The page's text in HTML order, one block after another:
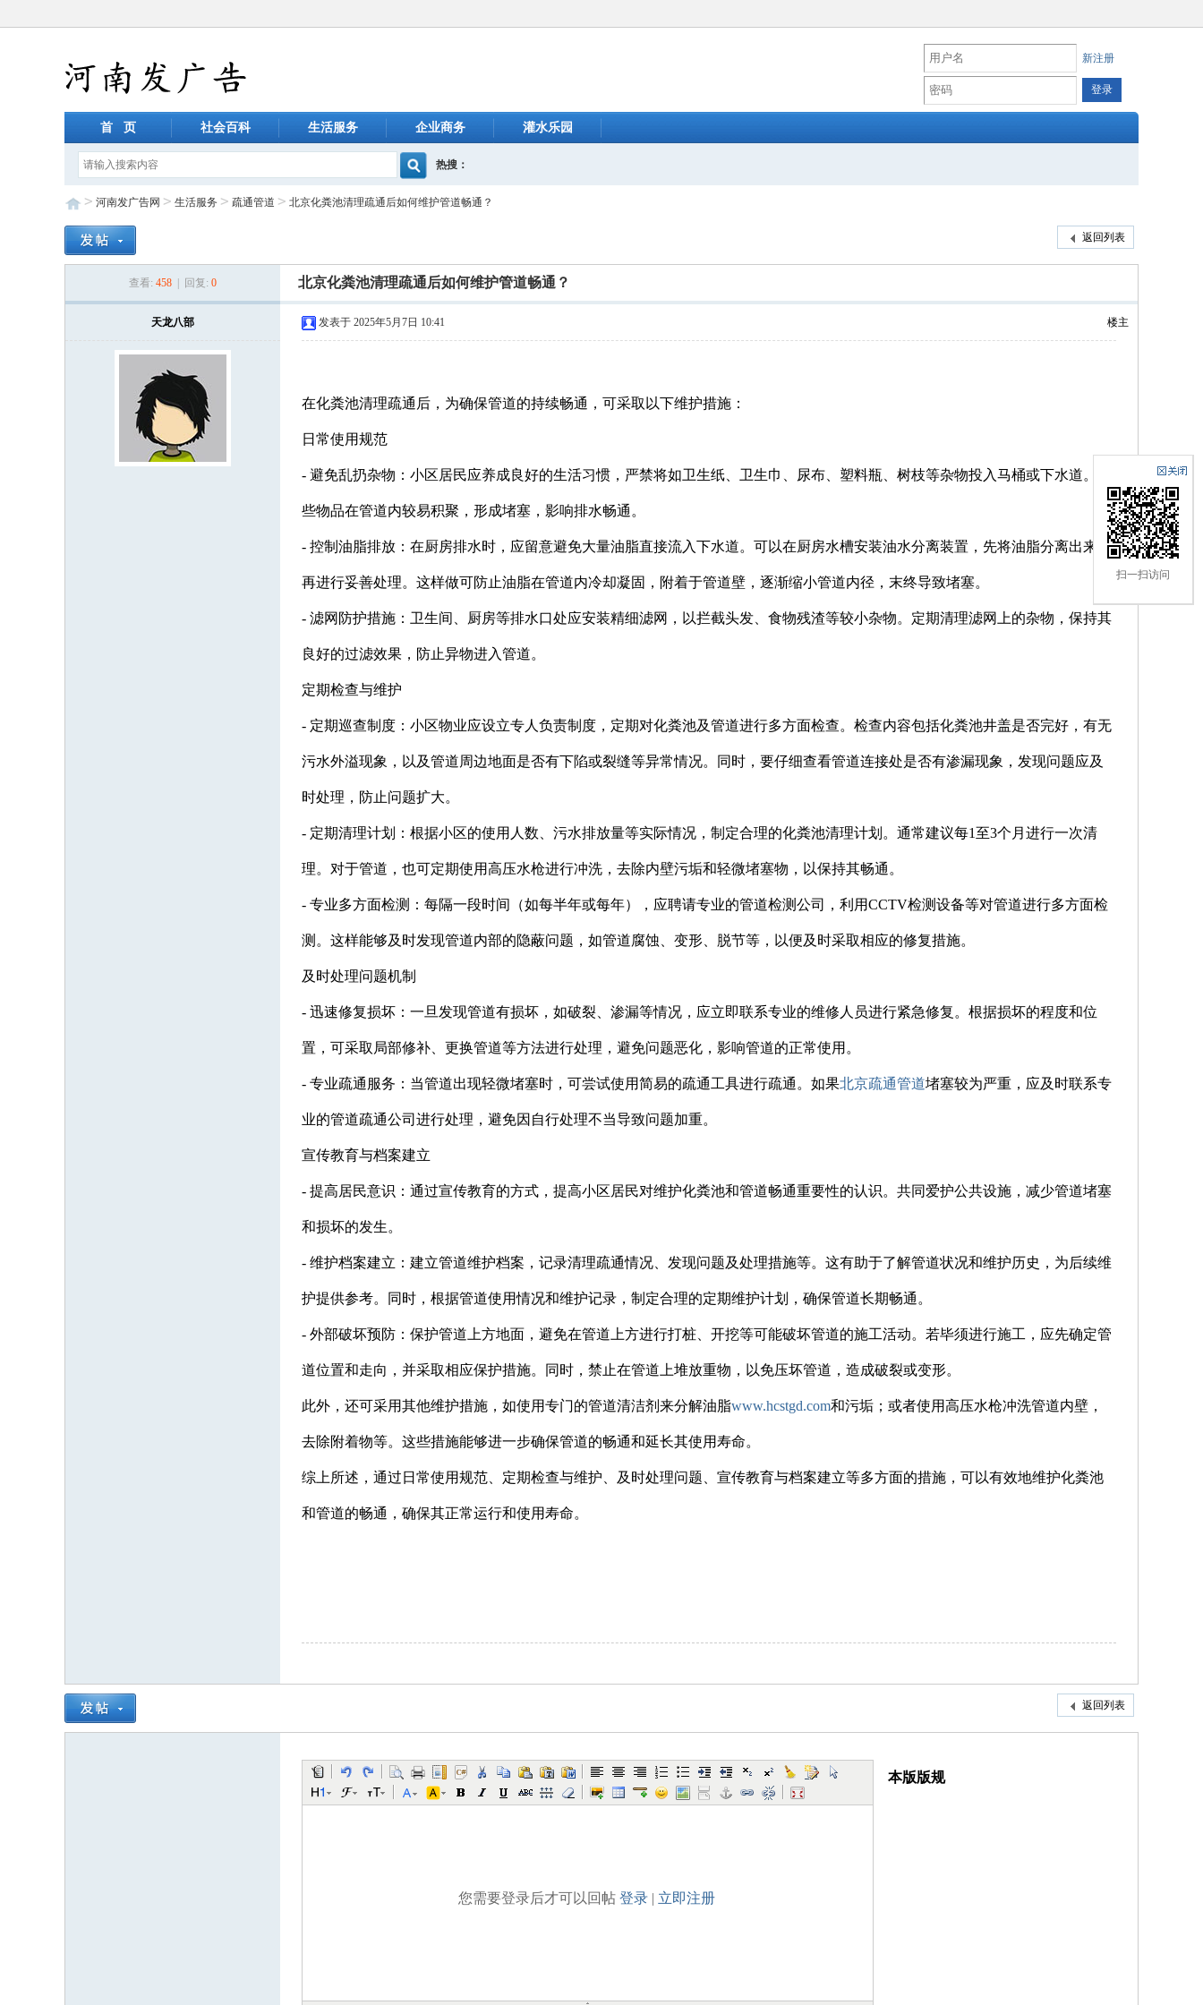
新注册
首 页 社会百科 生活服务 企业商务 灌水乐园
热搜：
> 河南发广告网 > 生活服务 > 疏通管道 > 北京化粪池清理疏通后如何维护管道畅通？
返回列表
查看: 458| 回复: 0
天龙八部
北京化粪池清理疏通后如何维护管道畅通？
楼主
发表于 2025年5月7日 10:41
在化粪池清理疏通后，为确保管道的持续畅通，可采取以下维护措施：
日常使用规范
- 避免乱扔杂物：小区居民应养成良好的生活习惯，严禁将如卫生纸、卫生巾、尿布、塑料瓶、树枝等杂物投入马桶或下水道。这
些物品在管道内较易积聚，形成堵塞，影响排水畅通。
- 控制油脂排放：在厨房排水时，应留意避免大量油脂直接流入下水道。可以在厨房水槽安装油水分离装置，先将油脂分离出来，
再进行妥善处理。这样做可防止油脂在管道内冷却凝固，附着于管道壁，逐渐缩小管道内径，末终导致堵塞。
- 滤网防护措施：卫生间、厨房等排水口处应安装精细滤网，以拦截头发、食物残渣等较小杂物。定期清理滤网上的杂物，保持其
良好的过滤效果，防止异物进入管道。
定期检查与维护
- 定期巡查制度：小区物业应设立专人负责制度，定期对化粪池及管道进行多方面检查。检查内容包括化粪池井盖是否完好，有无
污水外溢现象，以及管道周边地面是否有下陷或裂缝等异常情况。同时，要仔细查看管道连接处是否有渗漏现象，发现问题应及
时处理，防止问题扩大。
- 定期清理计划：根据小区的使用人数、污水排放量等实际情况，制定合理的化粪池清理计划。通常建议每1至3个月进行一次清
理。对于管道，也可定期使用高压水枪进行冲洗，去除内壁污垢和轻微堵塞物，以保持其畅通。
- 专业多方面检测：每隔一段时间（如每半年或每年），应聘请专业的管道检测公司，利用CCTV检测设备等对管道进行多方面检
测。这样能够及时发现管道内部的隐蔽问题，如管道腐蚀、变形、脱节等，以便及时采取相应的修复措施。
及时处理问题机制
- 迅速修复损坏：一旦发现管道有损坏，如破裂、渗漏等情况，应立即联系专业的维修人员进行紧急修复。根据损坏的程度和位
置，可采取局部修补、更换管道等方法进行处理，避免问题恶化，影响管道的正常使用。
- 专业疏通服务：当管道出现轻微堵塞时，可尝试使用简易的疏通工具进行疏通。如果北京疏通管道堵塞较为严重，应及时联系专
业的管道疏通公司进行处理，避免因自行处理不当导致问题加重。
宣传教育与档案建立
- 提高居民意识：通过宣传教育的方式，提高小区居民对维护化粪池和管道畅通重要性的认识。共同爱护公共设施，减少管道堵塞
和损坏的发生。
- 维护档案建立：建立管道维护档案，记录清理疏通情况、发现问题及处理措施等。这有助于了解管道状况和维护历史，为后续维
护提供参考。同时，根据管道使用情况和维护记录，制定合理的定期维护计划，确保管道长期畅通。
- 外部破坏预防：保护管道上方地面，避免在管道上方进行打桩、开挖等可能破坏管道的施工活动。若毕须进行施工，应先确定管
道位置和走向，并采取相应保护措施。同时，禁止在管道上堆放重物，以免压坏管道，造成破裂或变形。
此外，还可采用其他维护措施，如使用专门的管道清洁剂来分解油脂www.hcstgd.com和污垢；或者使用高压水枪冲洗管道内壁，
去除附着物等。这些措施能够进一步确保管道的畅通和延长其使用寿命。
综上所述，通过日常使用规范、定期检查与维护、及时处理问题、宣传教育与档案建立等多方面的措施，可以有效地维护化粪池
和管道的畅通，确保其正常运行和使用寿命。
返回列表
您需要登录后才可以回帖 登录| 立即注册
本版版规
扫一扫访问